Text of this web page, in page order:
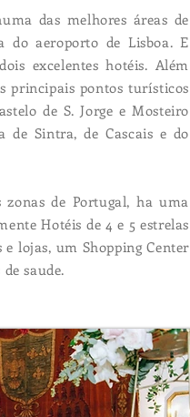
das melhores áreas de
do aeroporto de Lisboa. E
excelentes hotéis. Além
principais pontos turísticos
de S. Jorge e Mosteiro
de Sintra, de Cascais e do
de Portugal, ha uma
Hotéis de 4 e 5 estrelas
lojas, um Shopping Center
saude.